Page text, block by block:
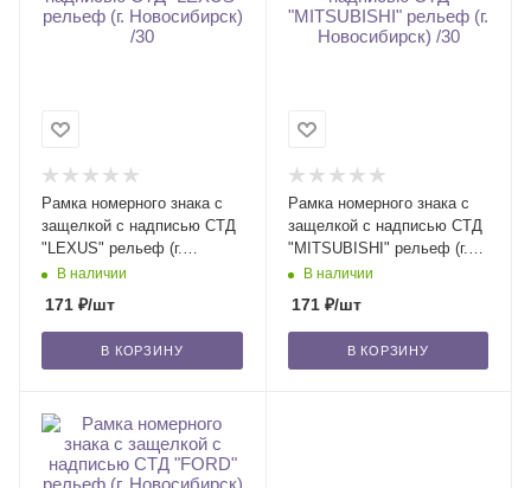
Рамка номерного знака с
защелкой с надписью СТД
"LEXUS" рельеф (г.
Новосибирск) /30
В наличии
171 ₽/шт
В КОРЗИНУ
Рамка номерного знака с
защелкой с надписью СТД
"MITSUBISHI" рельеф (г.
Новосибирск) /30
В наличии
171₽/шт
В КОРЗИНУ